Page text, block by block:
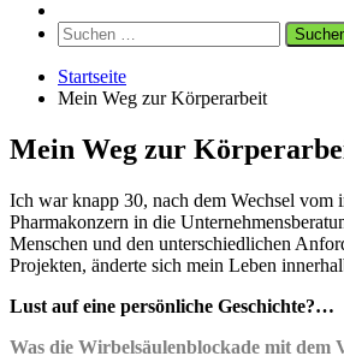
Suchen
nach:
Startseite
Mein Weg zur Körperarbeit
Mein Weg zur
Ich war knapp 30, nach dem Wechsel vom
Pharmakonzern in die
Menschen und den unterschiedlichen
Projekten, änderte sich mein Leben
Lust auf eine persönliche Geschichte?…
Was die Wirbelsäulenblockade mit dem